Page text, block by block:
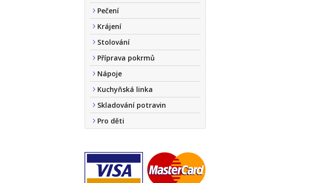
Pečení
Krájení
Stolování
Příprava pokrmů
Nápoje
Kuchyňská linka
Skladování potravin
Pro děti